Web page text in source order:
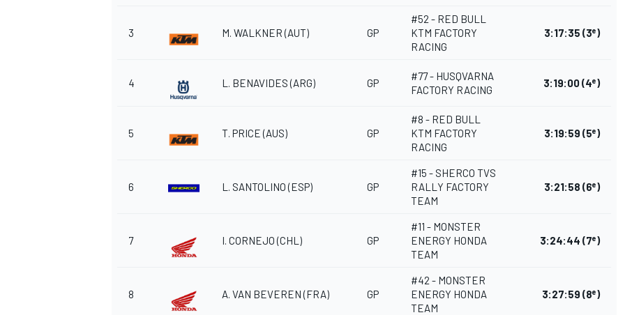
3 M. WALKNER(AUT) GP
#52 - RED BULL
KTM FACTORY
RACING
3:17:35 (3e)
4 L. BENAVIDES(ARG) GP
#77 - HUSQVARNA
FACTORY RACING
3:19:00(4e)
5 T. PRICE(AUS) GP
#8 - RED BULL
KTM FACTORY
RACING
3:19:59 (5e)
6 L. SANTOLINO(ESP) GP
#15 - SHERCO TVS
RALLY FACTORY
TEAM
3:21:58 (6e)
7 I. CORNEJO(CHL) GP
#11 - MONSTER
ENERGY HONDA
TEAM
3:24:44 (7e)
8 A. VAN BEVEREN(FRA) GP
#42 - MONSTER
ENERGY HONDA
TEAM
3:27:59 (8e)